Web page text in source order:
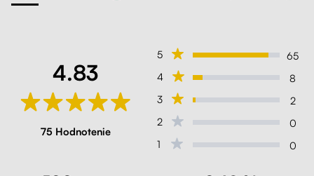
4.83
75 Hodnotenie
5
65
4
8
3
2
2
0
1
0